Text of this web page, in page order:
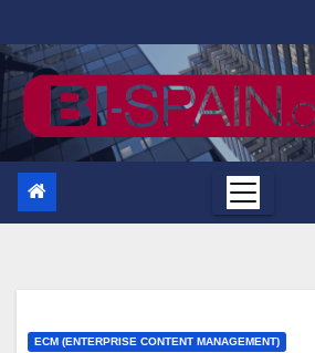
al
contenido
ECM (ENTERPRISE CONTENT MANAGEMENT)